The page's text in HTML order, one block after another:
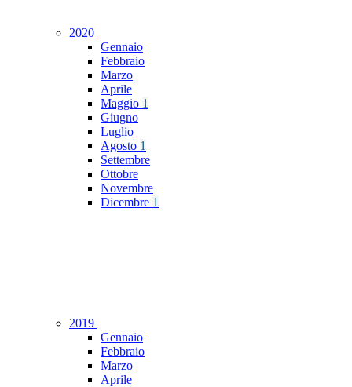
2020
Gennaio
Febbraio
Marzo
Aprile
Maggio 1
Giugno
Luglio
Agosto 1
Settembre
Ottobre
Novembre
Dicembre 1
2019
Gennaio
Febbraio
Marzo
Aprile